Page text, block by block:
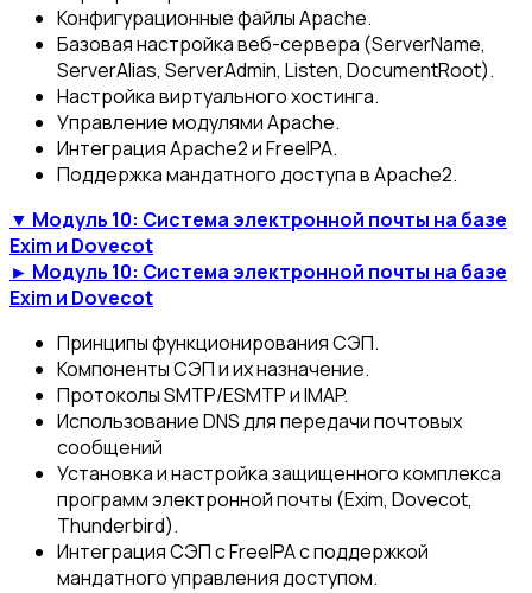
Конфигурационные файлы Apache.
Базовая настройка веб-сервера (ServerNаme,
ServerAlias, ServerAdmin, Listen, DocumentRoot).
Настройка виртуального хостинга.
Управление модулями Apache.
Интеграция Apache2 и FreeIPA.
Поддержка мандатного доступа в Apache2.
▼ Модуль 10: Система электронной почты на базе
Exim и Dovecot
► Модуль 10: Система электронной почты на базе
Exim и Dovecot
Принципы функционирования СЭП.
Компоненты СЭП и их назначение.
Протоколы SMTP/ESMTP и IMAP.
Использование DNS для передачи почтовых
сообщений
Установка и настройка защищенного комплекса
программ электронной почты (Exim, Dovecot,
Thunderbird).
Интеграция СЭП с FreeIPA c поддержкой
мандатного управления доступом.